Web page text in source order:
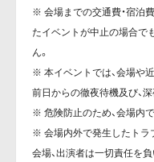
※ 会場までの交通費・宿泊
たイベントが中止の場合で
ん。
※ 本イベントでは、会場や
前日からの徹夜待機及び、
※ 危険防止のため、会場内
※ 会場内外で発生したトラブ
会場、出演者は一切責任を負